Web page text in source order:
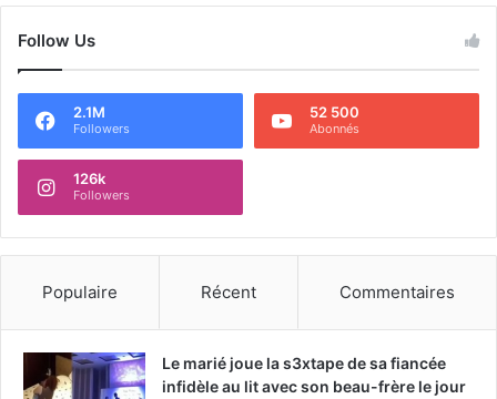
Follow Us
2.1M
Followers
52 500
Abonnés
126k
Followers
Populaire Récent Commentaires
Le marié joue la s3xtape de sa fiancée
infidèle au lit avec son beau-frère le jour